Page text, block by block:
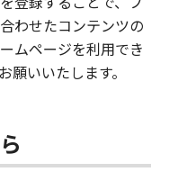
わせたコンテンツの
ムページを利用でき
願いいたします。